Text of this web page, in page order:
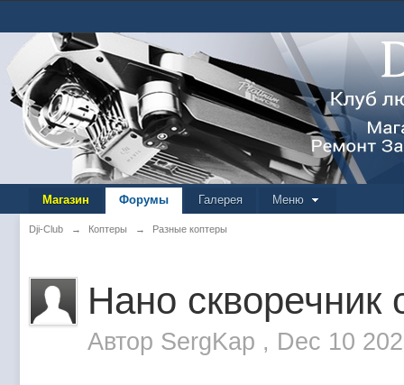
Магазин Форумы Галерея Меню
Dji-Club → Коптеры → Разные коптеры
Нано скворечник
Автор SergKap , Dec 10